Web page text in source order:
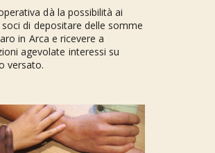
dà la possibilità ai
di depositare delle somme
in Arca e ricevere a
agevolate interessi su
versato.